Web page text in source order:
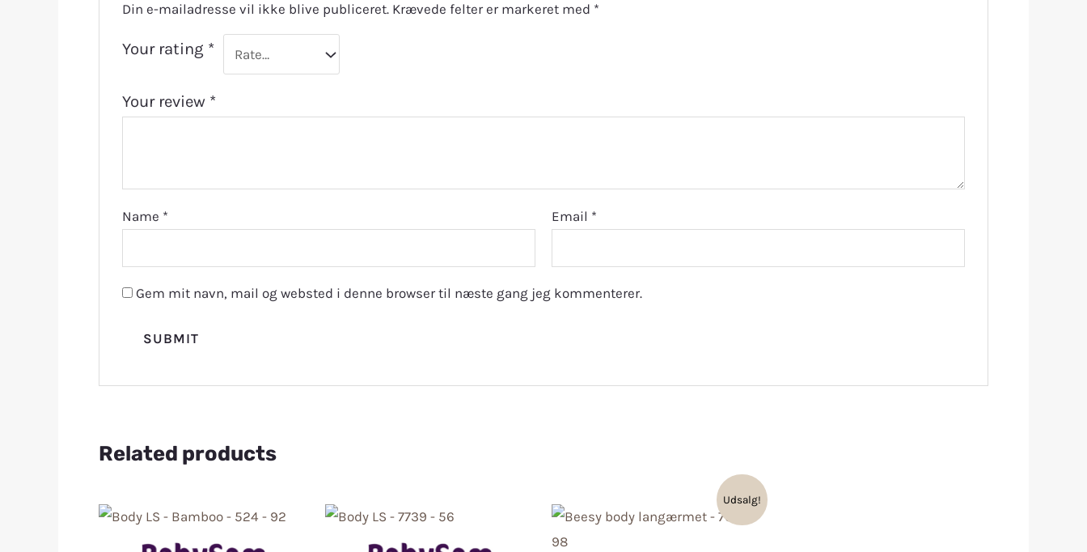
Din e-mailadresse vil ikke blive publiceret. Krævede felter er markeret med *
Your rating *
Your review *
Name * Email *
Gem mit navn, mail og websted i denne browser til næste gang jeg kommenterer.
Related products
Udsalg!